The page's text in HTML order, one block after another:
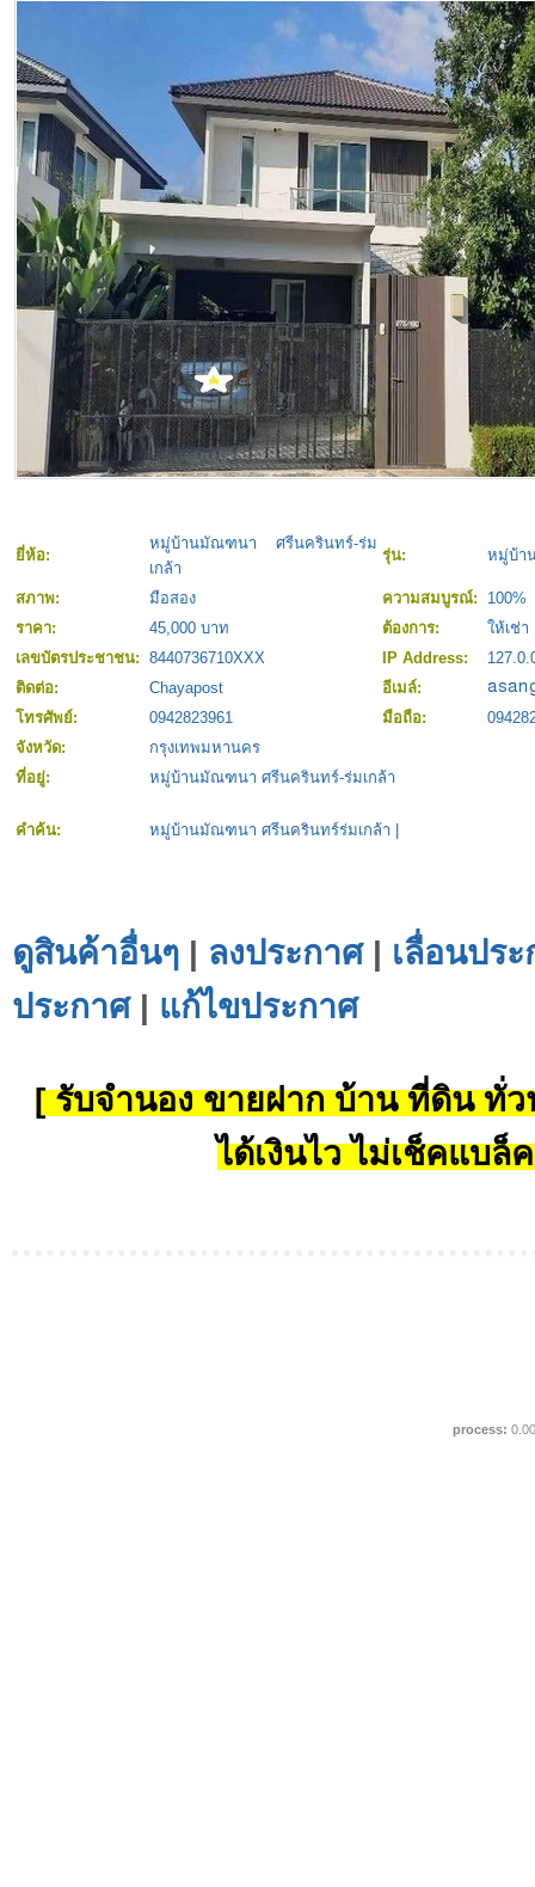
ยี่ห้อ:
หมู่บ้านมัณฑนา ศรีนครินทร์-ร่ม
เกล้า
รุ่น: หมู่บ้า
สภาพ: มือสอง ความสมบูรณ์:
100%
ราคา:
45,000 บาท ต้องการ:
ให้เช่า
เลขบัตรประชาชน: 8440736710XXX IP Address:
ติดต่อ:
Chayapost
อีเมล์:
โทรศัพย์:
0942823961 มือถือ:
จังหวัด:
กรุงเทพมหานคร
ที่อยู่:
หมู่บ้านมัณฑนา ศรีนครินทร์-ร่มเกล้า
คำค้น: หมู่บ้านมัณฑนา ศรีนครินทร์ร่มเกล้า
ดูสินค้าอื่นๆ | ลงประกาศ| เลื่อนปร
ประกาศ| แก้ไขประกาศ
[ รับจำนอง ขายฝาก บ้าน ที่ดิน ทั่ว
ได้เงินไว ไม่เช็คแบล็
process: